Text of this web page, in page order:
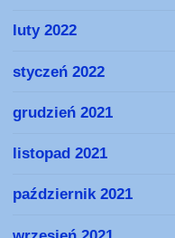
luty 2022
styczeń 2022
grudzień 2021
listopad 2021
październik 2021